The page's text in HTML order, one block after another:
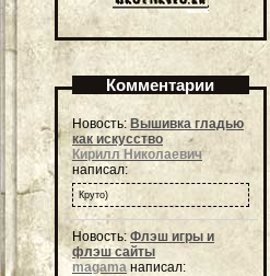
Комментарии
Новость: Вышивка гладью
как искусство
Кирилл Николаевич
написал:
Круто)
Новость: Флэш игры и
флэш сайты
magama написал: